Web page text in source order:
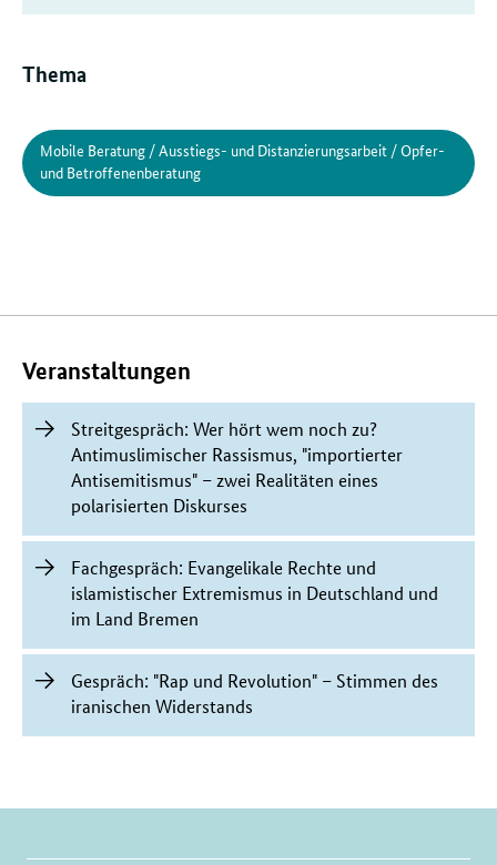
Thema
Mobile Beratung / Ausstiegs- und Distanzierungsarbeit / Opfer-
und Betroffenenberatung
Veranstaltungen
Streitgespräch: Wer hört wem noch zu?
Antimuslimischer Rassismus, "importierter
Antisemitismus" – zwei Realitäten eines
polarisierten Diskurses
Fachgespräch: Evangelikale Rechte und
islamistischer Extremismus in Deutschland und
im Land Bremen
Gespräch: "Rap und Revolution" – Stimmen des
iranischen Widerstands